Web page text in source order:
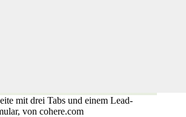
mit drei Tabs und einem Lead-
von cohere.com